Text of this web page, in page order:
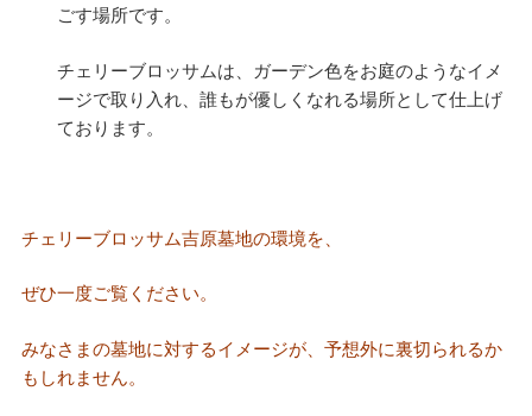
ごす場所です。
チェリーブロッサムは、ガーデン色をお庭のようなイメ
ージで取り入れ、誰もが優しくなれる場所として仕上げ
ております。
チェリーブロッサム吉原墓地の環境を、
ぜひ一度ご覧ください。
みなさまの墓地に対するイメージが、予想外に裏切られるか
もしれません。